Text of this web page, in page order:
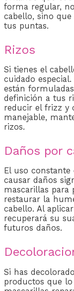
forma regular,
cabello, sino
tus puntas.
Rizos
Si tienes el
cuidado
están
definición a tus
reducir el frizz y
manejable,
rizos.
Daños por
El uso
causar daños
mascarillas para
restaurar la
cabello. Al
recuperará su
futuros daños.
Si has
productos que